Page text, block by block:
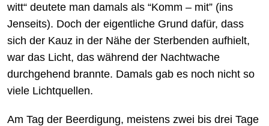
witt“ deutete man damals als “Komm – mit” (ins
Jenseits). Doch der eigentliche Grund dafür, dass
sich der Kauz in der Nähe der Sterbenden aufhielt,
war das Licht, das während der Nachtwache
durchgehend brannte. Damals gab es noch nicht so
viele Lichtquellen.
Am Tag der Beerdigung, meistens zwei bis drei Tage